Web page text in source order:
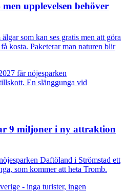
upplevelsen behöver
som kan ses gratis men att göra
kosta. Paketerar man naturen blir
9 miljoner i ny attraktion
Daftöland i Strömstad ett
som kommer att heta Tromb.